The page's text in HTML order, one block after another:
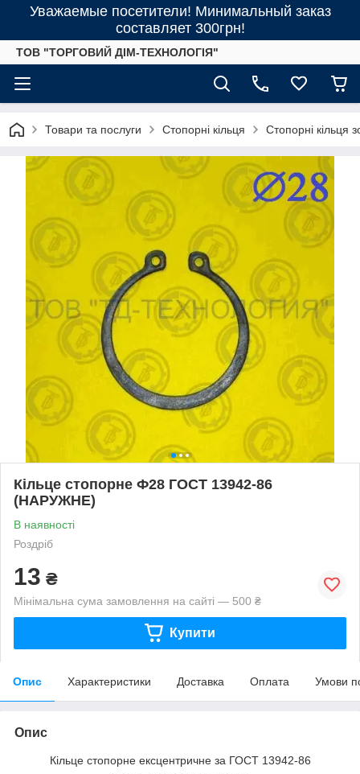
Уважаемые посетители! Минимальный заказ
составляет 300грн!
ТОВ "ТОРГОВИЙ ДІМ-ТЕХНОЛОГІЯ"
Товари та послуги Стопорні кільця Стопорні кільця
Кільце стопорне Ф28 ГОСТ 13942-86
(НАРУЖНЕ)
В наявності
Роздріб
13 ₴
Мінімальна сума замовлення на сайті — 500 ₴
Купити
Опис Характеристики Доставка Оплата Умови
Опис
Кільце стопорне ексцентричне за ГОСТ 13942-86